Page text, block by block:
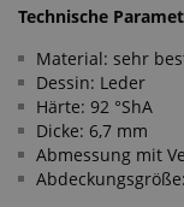
Technische
Material: sehr
Dessin: Leder
Härte: 92 °ShA
Dicke: 6,7 mm
Abmessung mit